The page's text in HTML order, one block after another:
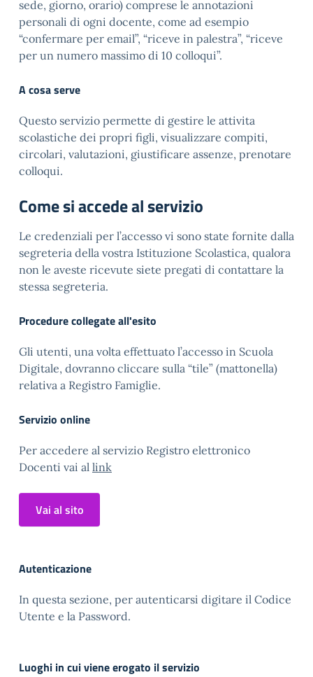
sede, giorno, orario) comprese le annotazioni
personali di ogni docente, come ad esempio
“confermare per email”, “riceve in palestra”, “riceve
per un numero massimo di 10 colloqui”.
A cosa serve
Questo servizio permette di gestire le attivita
scolastiche dei propri figli, visualizzare compiti,
circolari, valutazioni, giustificare assenze, prenotare
colloqui.
Come si accede al servizio
Le credenziali per l’accesso vi sono state fornite dalla
segreteria della vostra Istituzione Scolastica, qualora
non le aveste ricevute siete pregati di contattare la
stessa segreteria.
Procedure collegate all'esito
Gli utenti, una volta effettuato l’accesso in Scuola
Digitale, dovranno cliccare sulla “tile” (mattonella)
relativa a Registro Famiglie.
Servizio online
Per accedere al servizio Registro elettronico
Docenti vai al link
Vai al sito
Autenticazione
In questa sezione, per autenticarsi digitare il Codice
Utente e la Password.
Luoghi in cui viene erogato il servizio